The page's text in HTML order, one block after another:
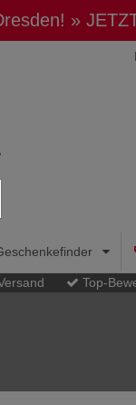
»
Top-